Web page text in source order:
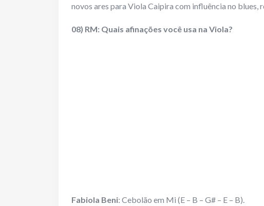
novos ares para Viola Caipira com influência no blues,
08) RM: Quais afinações você usa na Viola?
Fabiola Beni: Cebolão em Mi (E – B – G# – E – B).